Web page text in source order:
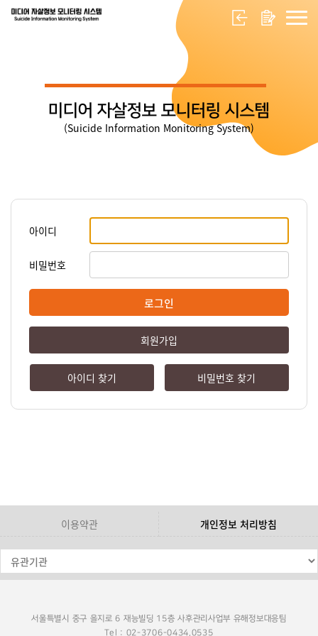
미디어 자살정보 모니터링 시스템
(Suicide Information Monitoring System)
아이디
비밀번호
로그인
회원가입
아이디 찾기 비밀번호 찾기
이용약관 개인정보 처리방침
서울특별시 중구 을지로 6 재능빌딩 15층 사후관리사업부 유해정보대응팀
Tel : 02-3706-0434,0535